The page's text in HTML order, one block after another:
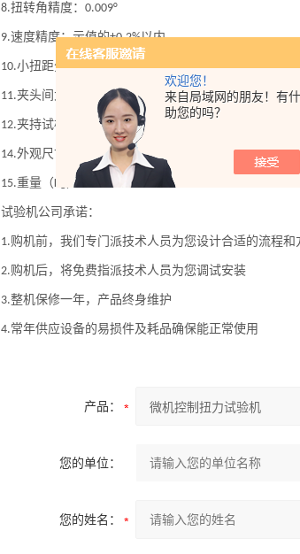
欢迎您！
来自局域网的朋友！有
助您的吗？
8.扭转角精度： 0.009°
9.速度精度：示值的±0.2%以内。
10.小扭距分辨率：1/350000，内外不分档，全程分辨
11.夹头间大间距（mm）： 1500
12.夹持试样尺寸（mm）：
14.外观尺寸（ mm）：2800*4700*1250
15.重量（Kg ）： 1500
试验机公司承诺：
1.购机前，我们专门派技术人员为您设计合适的流程和
2.购机后，将免费指派技术人员为您调试安装
3.整机保修一年，产品终身维护
4.常年供应设备的易损件及耗品确保能正常使用
产品：
您的单位：
您的姓名：